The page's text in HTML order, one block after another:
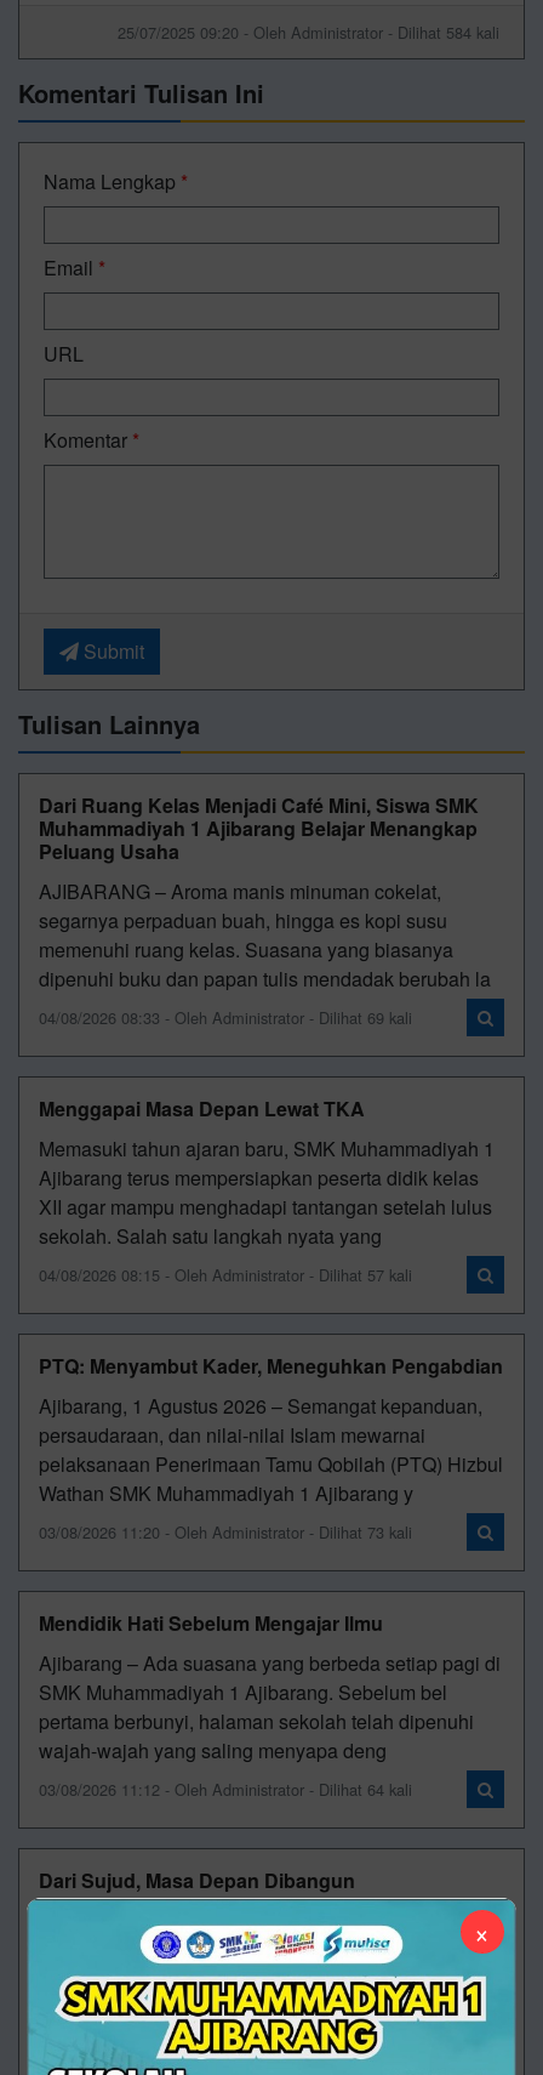
25/07/2025 09:20 - Oleh Administrator - Dilihat 584 kali
Komentari Tulisan Ini
Nama Lengkap *
Email *
URL
Komentar *
Submit
Tulisan Lainnya
Dari Ruang Kelas Menjadi Café Mini, Siswa SMK
Muhammadiyah 1 Ajibarang Belajar Menangkap
Peluang Usaha
AJIBARANG – Aroma manis minuman cokelat,
segarnya perpaduan buah, hingga es kopi susu
memenuhi ruang kelas. Suasana yang biasanya
dipenuhi buku dan papan tulis mendadak berubah la
04/08/2026 08:33 - Oleh Administrator - Dilihat 69 kali
Menggapai Masa Depan Lewat TKA
Memasuki tahun ajaran baru, SMK Muhammadiyah 1
Ajibarang terus mempersiapkan peserta didik kelas
XII agar mampu menghadapi tantangan setelah lulus
sekolah. Salah satu langkah nyata yang
04/08/2026 08:15 - Oleh Administrator - Dilihat 57 kali
PTQ: Menyambut Kader, Meneguhkan Pengabdian
Ajibarang, 1 Agustus 2026 – Semangat kepanduan,
persaudaraan, dan nilai-nilai Islam mewarnai
pelaksanaan Penerimaan Tamu Qobilah (PTQ) Hizbul
Wathan SMK Muhammadiyah 1 Ajibarang y
03/08/2026 11:20 - Oleh Administrator - Dilihat 73 kali
Mendidik Hati Sebelum Mengajar Ilmu
Ajibarang – Ada suasana yang berbeda setiap pagi di
SMK Muhammadiyah 1 Ajibarang. Sebelum bel
pertama berbunyi, halaman sekolah telah dipenuhi
wajah-wajah yang saling menyapa deng
03/08/2026 11:12 - Oleh Administrator - Dilihat 64 kali
Dari Sujud, Masa Depan Dibangun
"Sekolah yang hebat bukan hanya mengajarkan cara
mencari nafkah, tetapi juga mengajarkan cara
menemukan berkah." Masih pagi ketika langkah-
langkah para siswa mulai memenuhi halaman SMK
30/07/2026 08:31 - Oleh Administrator - Dilihat 108 kali
×